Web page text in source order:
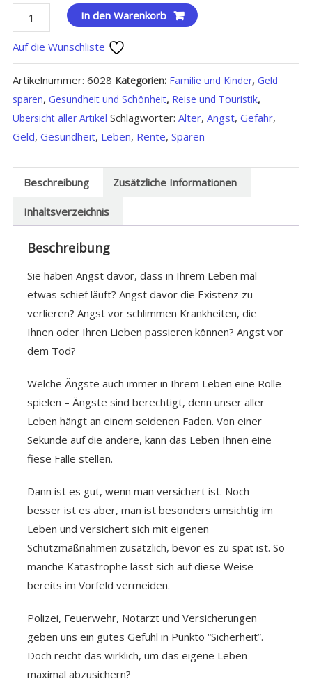
Maximale
Sicherheit
Menge
In den Warenkorb
Auf die Wunschliste
Artikelnummer: 6028 Kategorien: Familie und Kinder, Geld
sparen, Gesundheit und Schönheit, Reise und Touristik,
Übersicht aller Artikel Schlagwörter: Alter, Angst, Gefahr,
Geld, Gesundheit, Leben, Rente, Sparen
Beschreibung Zusätzliche Informationen
Inhaltsverzeichnis
Beschreibung
Sie haben Angst davor, dass in Ihrem Leben mal
etwas schief läuft? Angst davor die Existenz zu
verlieren? Angst vor schlimmen Krankheiten, die
Ihnen oder Ihren Lieben passieren können? Angst vor
dem Tod?
Welche Ängste auch immer in Ihrem Leben eine Rolle
spielen – Ängste sind berechtigt, denn unser aller
Leben hängt an einem seidenen Faden. Von einer
Sekunde auf die andere, kann das Leben Ihnen eine
fiese Falle stellen.
Dann ist es gut, wenn man versichert ist. Noch
besser ist es aber, man ist besonders umsichtig im
Leben und versichert sich mit eigenen
Schutzmaßnahmen zusätzlich, bevor es zu spät ist. So
manche Katastrophe lässt sich auf diese Weise
bereits im Vorfeld vermeiden.
Polizei, Feuerwehr, Notarzt und Versicherungen
geben uns ein gutes Gefühl in Punkto “Sicherheit”.
Doch reicht das wirklich, um das eigene Leben
maximal abzusichern?